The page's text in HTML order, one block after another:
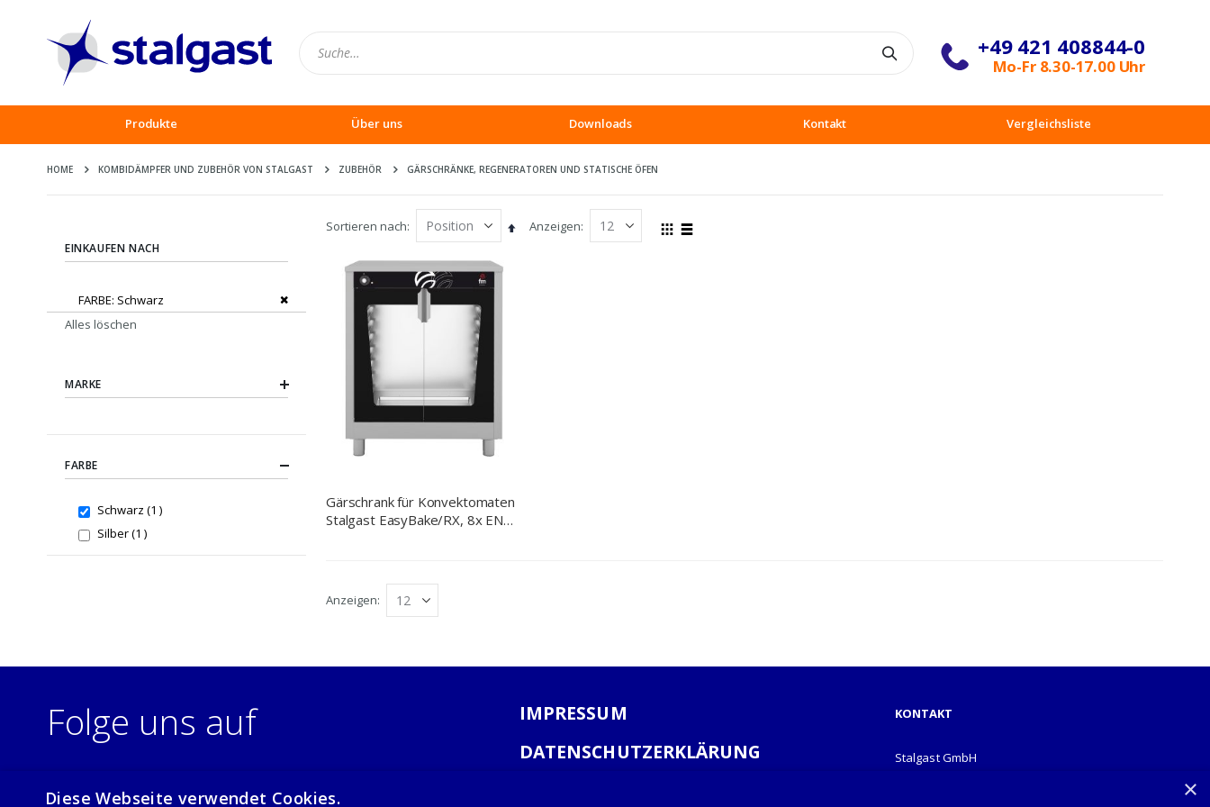
+49 421 408844-0
Mo-Fr 8.30-17.00 Uhr
Produkte Über uns Downloads Kontakt Vergleichsliste
HOME KOMBIDÄMPFER UND ZUBEHÖR VON STALGAST ZUBEHÖR GÄRSCHRÄNKE, REGENERATOREN UND STATISCHE ÖFEN
Sortieren nach
In
Anzeigen
Ansicht
Gärschrank für Konvektomaten
Stalgast EasyBake/RX, 8x EN
Anzeigen
EINKAUFEN NACH
FARBE Schwarz
Dies entfernen
Alles löschen
MARKE
FARBE
Schwarz 1 item
Silber 1 item
Folge uns auf
IMPRESSUM
DATENSCHUTZERKLÄRUNG
KONTAKT
Stalgast GmbH
×
Diese Webseite verwendet Cookies.